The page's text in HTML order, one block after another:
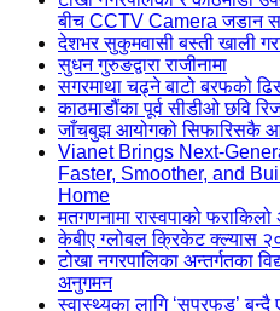
बीच CCTV Camera जडान
देशभर सुकुमवासी बस्ती खाली
सुधन गुरुङद्वारा राजीनामा
सगरमाथा चढ्ने बाटो बरफको
काठमाडौंका पूर्व सीडीओ छवि
जाँचबुझ आयोगको सिफारिसकै
Vianet Brings Next-
Faster, Smoother, and
Home
मतगणनामा रास्वपाको फराकिलो
केबीए ग्लोबल क्रिकेट क्ल्यास
टोखा नगरपालिका अन्तर्गतका
अनुगमन
स्वास्थ्यका लागि ‘सुपरफुड’ बन्दै